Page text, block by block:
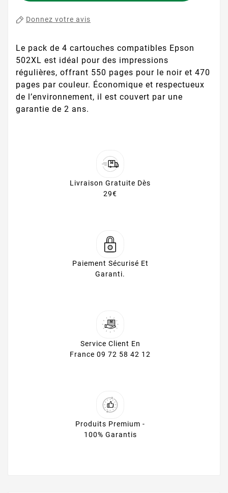
Donnez votre avis
Le pack de 4 cartouches compatibles Epson
502XL est idéal pour des impressions
régulières, offrant 550 pages pour le noir et 470
pages par couleur. Économique et respectueux
de l’environnement, il est couvert par une
garantie de 2 ans.
Livraison Gratuite Dès
29€
Paiement Sécurisé Et
Garanti.
Service Client En
France 09 72 58 42 12
Produits Premium -
100% Garantis